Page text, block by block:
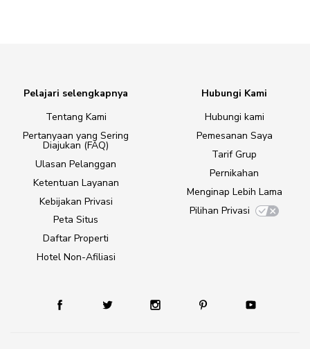
Pelajari selengkapnya
Tentang Kami
Pertanyaan yang Sering
Diajukan (FAQ)
Ulasan Pelanggan
Ketentuan Layanan
Kebijakan Privasi
Peta Situs
Daftar Properti
Hotel Non-Afiliasi
Hubungi Kami
Hubungi kami
Pemesanan Saya
Tarif Grup
Pernikahan
Menginap Lebih Lama
Pilihan Privasi